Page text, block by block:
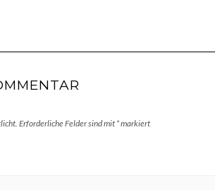
Erforderliche Felder sind mit *markiert